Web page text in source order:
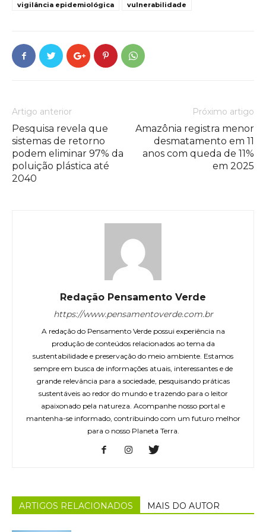
vigilância epidemiológica vulnerabilidade
Artigo anterior
Pesquisa revela que
sistemas de retorno
podem eliminar 97% da
poluição plástica até
2040
Próximo artigo
Amazônia registra menor
desmatamento em 11
anos com queda de 11%
em 2025
Redação Pensamento Verde
https://www.pensamentoverde.com.br
A redação do Pensamento Verde possui experiência na
produção de conteúdos relacionados ao tema da
sustentabilidade e preservação do meio ambiente. Estamos
sempre em busca de informações atuais, interessantes e de
grande relevância para a sociedade, pesquisando práticas
sustentáveis ao redor do mundo e trazendo para o leitor
apaixonado pela natureza. Acompanhe nosso portal e
mantenha-se informado, contribuindo com um futuro melhor
para o nosso Planeta Terra.
ARTIGOS RELACIONADOS MAIS DO AUTOR